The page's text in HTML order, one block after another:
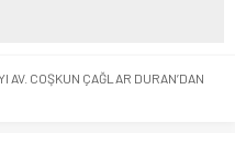
AV. COŞKUN ÇAĞLAR DURAN’DAN